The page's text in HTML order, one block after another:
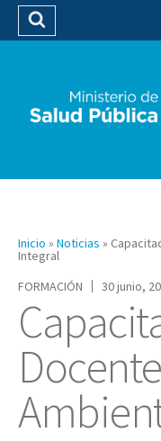
Buscar
Inicio » Noticias »
Integral
FORMACIÓN
30 junio,